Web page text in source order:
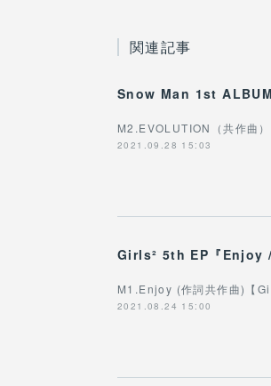
関連記事
Snow Man 1st
M2.EVOLUTION（共作曲
2021.09.28 15:03
Girls² 5th EP『Enjoy
M1.Enjoy (作詞共作曲)【
2021.08.24 15:00